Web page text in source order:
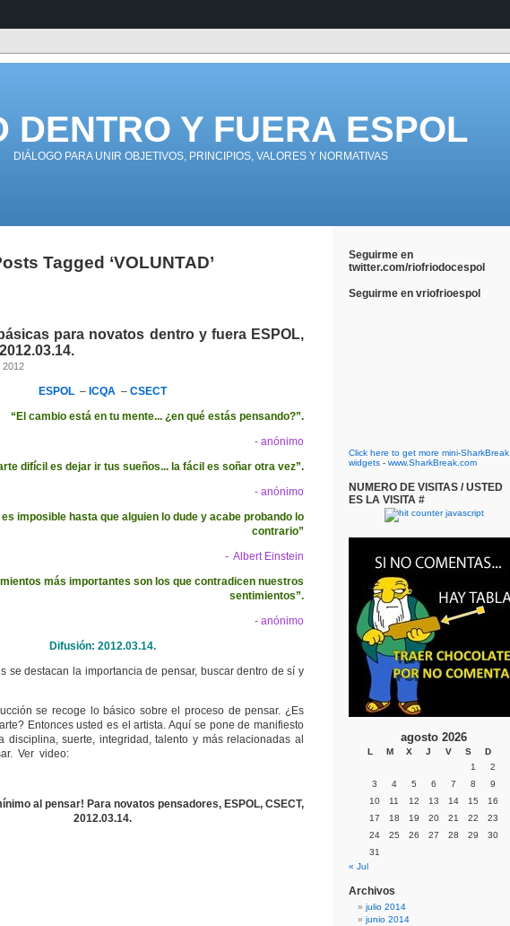
DENTRO Y FUERA ESPOL
DIÁLOGO PARA UNIR OBJETIVOS, PRINCIPIOS, VALORES Y NORMATIVAS
Tagged ‘VOLUNTAD’
para novatos dentro y fuera ESPOL,
2012
ESPOL – ICQA – CSECT
“El cambio está en tu mente... ¿en qué estás pensando?”.
- anónimo
difícil es dejar ir tus sueños... la fácil es soñar otra vez”.
- anónimo
imposible hasta que alguien lo dude y acabe probando lo
contrario”
- Albert Einstein
más importantes son los que contradicen nuestros
sentimientos”.
- anónimo
Difusión: 2012.03.14.
se destacan la importancia de pensar, buscar dentro de sí y
se recoge lo básico sobre el proceso de pensar. ¿Es
Entonces usted es el artista. Aquí se pone de manifiesto
disciplina, suerte, integridad, talento y más relacionadas al
Ver video:
al pensar! Para novatos pensadores, ESPOL, CSECT,
2012.03.14.
Seguirme en
twitter.com/riofriodocespol
Seguirme en vriofrioespol
Click here to get more mini-SharkBreak
widgets - www.SharkBreak.com
NUMERO DE VISITAS / USTED
ES LA VISITA #
agosto 2026
L M X J V S
D
1
2
3
4 5 6 7 8
9
10
11 12 13 14 15
16
17
18 19 20 21 22
23
24
25 26 27 28 29
30
31
« Jul
Archivos
julio 2014
junio 2014